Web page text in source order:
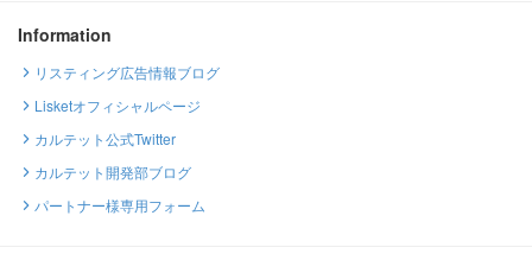
Information
リスティング広告情報ブログ
Lisketオフィシャルページ
カルテット公式Twitter
カルテット開発部ブログ
パートナー様専用フォーム